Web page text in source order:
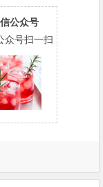
公众号
众号扫一扫